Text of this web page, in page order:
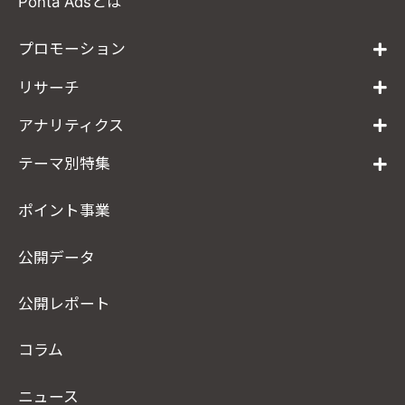
プロモーション
リサーチ
アナリティクス
テーマ別特集
ポイント事業
公開データ
公開レポート
コラム
ニュース